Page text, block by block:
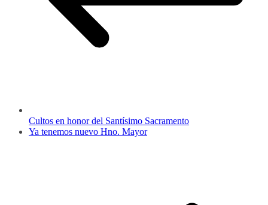
Cultos en honor del Santísimo Sacramento
Ya tenemos nuevo Hno. Mayor